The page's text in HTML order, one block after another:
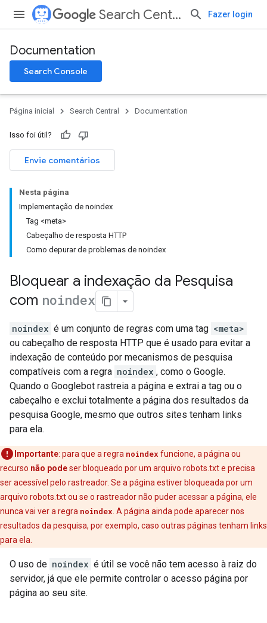
Search Central Fazer login
Documentation
Search Console
Página inicial Search Central Documentation
Isso foi útil?
Envie comentários
Nesta página
Implementação de noindex
Tag <meta>
Cabeçalho de resposta HTTP
Como depurar de problemas de noindex
Bloquear a indexação da Pesquisa
com noindex
noindex é um conjunto de regras com uma tag <meta>
ou cabeçalho de resposta HTTP que é usado para evitar a
indexação de conteúdo por mecanismos de pesquisa
compatíveis com a regra noindex , como o Google.
Quando o Googlebot rastreia a página e extrai a tag ou o
cabeçalho e exclui totalmente a página dos resultados da
pesquisa Google, mesmo que outros sites tenham links
para ela.
Importante: para que a regra noindex funcione, a página ou
recurso não podeser bloqueado por um arquivo robots.txt e precisa
ser acessível pelo rastreador. Se a página estiver bloqueada por um
arquivo robots.txt ou se o rastreador não puder acessar a página, ele
nunca vai ver a regra noindex . A página ainda pode aparecer nos
resultados da pesquisa, por exemplo, caso outras páginas tenham links
para ela.
O uso de noindex é útil se você não tem acesso à raiz do
servidor, já que ele permite controlar o acesso página por
página ao seu site.